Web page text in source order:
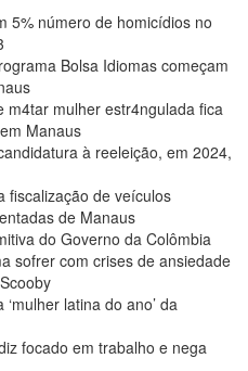
5% número de homicídios no
Bolsa Idiomas começam
m4tar mulher estr4ngulada fica
Manaus
à reeleição, em 2024,
fiscalização de veículos
de Manaus
do Governo da Colômbia
sofrer com crises de ansiedade
latina do ano’ da
focado em trabalho e nega